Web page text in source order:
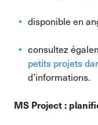
disponible en
consultez
petits projets
d’informations.
MS Project :